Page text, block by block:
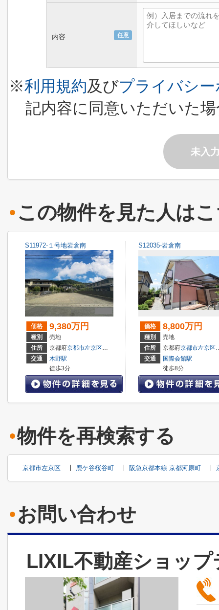
内容 任意
※利用規約及びプライバシ
記内容に同意いただいた
未入
この物件を見た人は
S11972-１号地岩倉南
価格 9,380万円
種別
売地
住所
京都府京都市左京区岩倉南木野町
交通
木野駅
徒歩3分
S12035-岩倉南
価格 8,800万円
種別
売地
住所
京都府京都市左京区
交通
国際会館駅
徒歩8分
物件を再検索する
京都市左京区 鹿ケ谷桜谷町 阪急京都本線 京都河原町
お問い合わせ
LIXIL不動産ショップ